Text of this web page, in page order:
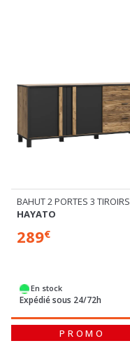
BAHUT 2 PORTES 3 TIROIRS
HAYATO
289€
En stock
Expédié sous 24/72h
PROMO